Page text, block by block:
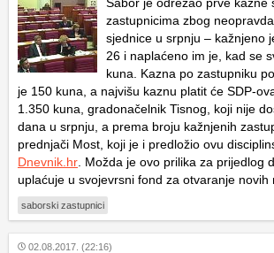
zastupnicima zbog
sjednice u srpnju – kažnjeno
26 i naplaćeno im je, kad se
kuna. Kazna po zastupniku
je 150 kuna, a najvišu kaznu platit će SDP-
1.350 kuna, gradonačelnik Tisnog, koji nije
dana u srpnju, a prema broju kažnjenih
prednjači Most, koji je i predložio ovu
Dnevnik.hr . Možda je ovo prilika za prijedlog
uplaćuje u svojevrsni fond za otvaranje novih
saborski zastupnici
02.08.2017. (22:16)